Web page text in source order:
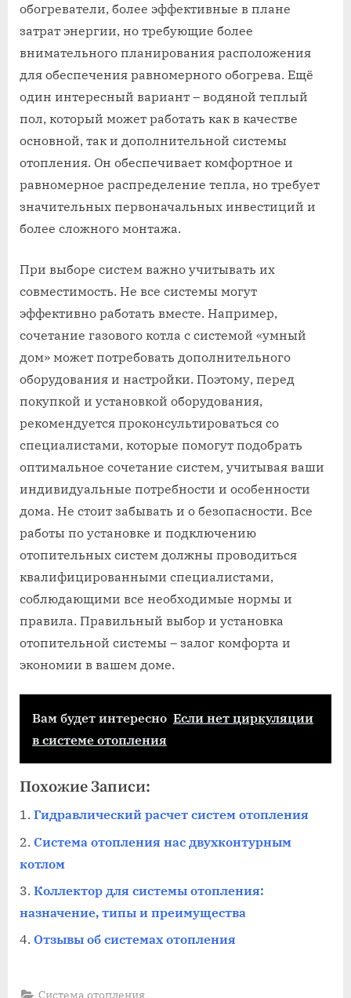
обогреватели, более эффективные в плане
затрат энергии, но требующие более
внимательного планирования расположения
для обеспечения равномерного обогрева. Ещё
один интересный вариант – водяной теплый
пол, который может работать как в качестве
основной, так и дополнительной системы
отопления. Он обеспечивает комфортное и
равномерное распределение тепла, но требует
значительных первоначальных инвестиций и
более сложного монтажа.
При выборе систем важно учитывать их
совместимость. Не все системы могут
эффективно работать вместе. Например,
сочетание газового котла с системой «умный
дом» может потребовать дополнительного
оборудования и настройки. Поэтому, перед
покупкой и установкой оборудования,
рекомендуется проконсультироваться со
специалистами, которые помогут подобрать
оптимальное сочетание систем, учитывая ваши
индивидуальные потребности и особенности
дома. Не стоит забывать и о безопасности. Все
работы по установке и подключению
отопительных систем должны проводиться
квалифицированными специалистами,
соблюдающими все необходимые нормы и
правила. Правильный выбор и установка
отопительной системы – залог комфорта и
экономии в вашем доме.
Вам будет интересно Если нет циркуляции
в системе отопления
Похожие Записи:
Гидравлический расчет систем отопления
Система отопления нас двухконтурным
котлом
Коллектор для системы отопления:
назначение, типы и преимущества
Отзывы об системах отопления
Система отопления